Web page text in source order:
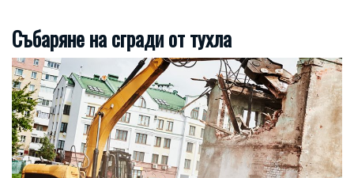
Събаряне на сгради от тухла